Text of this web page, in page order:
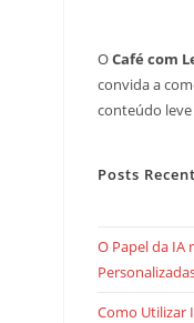
OCafé com
convida a
conteúdo
Posts
O Papel da IA
Como Utilizar